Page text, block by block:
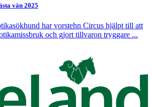
vän 2025
har vorstehn Circus hjälpt till att
och gjort tillvaron tryggare ...